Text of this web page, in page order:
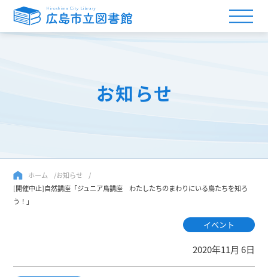
お知らせ
ホーム
お知らせ
[開催中止]自然講座「ジュニア鳥講座 わたしたちのまわりにいる鳥たちを知ろ
う！」
イベント
2020年11月 6日